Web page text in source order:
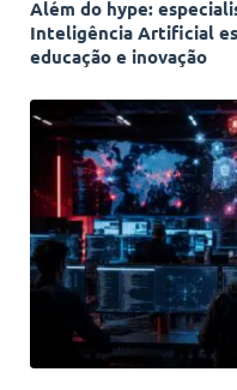
Além do hype:
Inteligência Artificial
educação e inovação